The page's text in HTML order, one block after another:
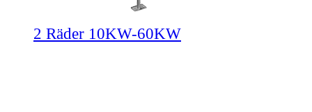
2 Räder 10KW-60KW